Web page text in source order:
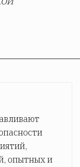
опытных и